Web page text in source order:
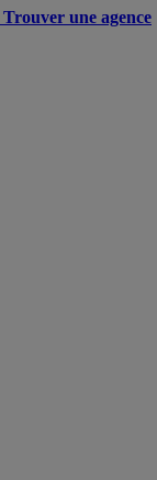
Trouver une agence